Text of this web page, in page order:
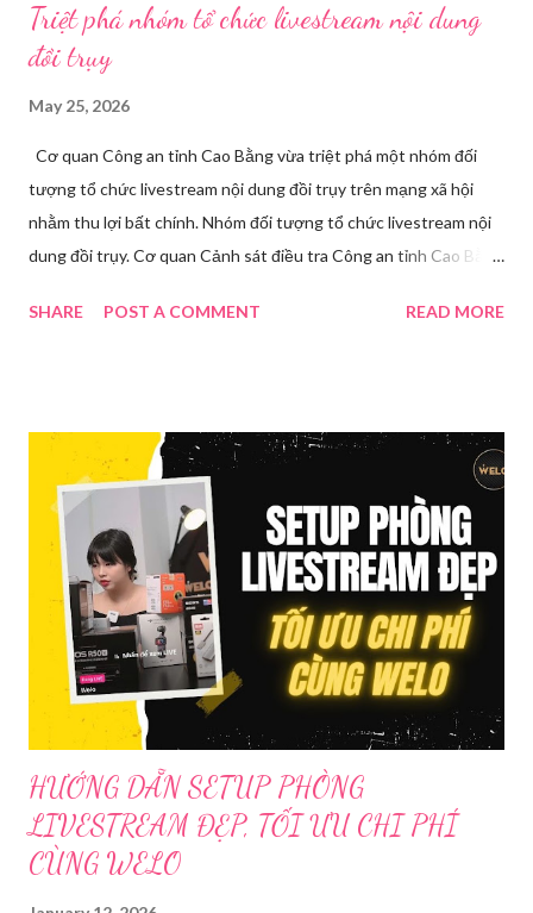
Triệt phá nhóm tổ chức livestream nội dung
đồi trụy
May 25, 2026
Cơ quan Công an tỉnh Cao Bằng vừa triệt phá một nhóm đối
tượng tổ chức livestream nội dung đồi trụy trên mạng xã hội
nhằm thu lợi bất chính. Nhóm đối tượng tổ chức livestream nội
dung đồi trụy. Cơ quan Cảnh sát điều tra Công an tỉnh Cao Bằng
tạm giam đối với Triệu Thị Dung về hành vi truyền bá văn hóa
dụng điện thoại xuất hiện các hoạt động phát trực tiếp nội dung
nhạy cảm, có dấu hiệu vi phạm pháp luật. Ngay sau khi tiếp
nhận, đơn vị đã nhanh chóng tổ chức xác minh, thu thập dữ liệu
để làm rõ. Kết quả điều tra ban đầu xác định, Triệu Thị Dung
(sinh năm 1994), trú tại xã Phủ Thông, tỉnh Thái Nguyên, cùng
một số đối tượng khác đã tham gia tổ chức livestream nội dung
đồi trụy nhằm mục đích thu lợi. Các đối tượng liên quan gồm
L.V.D (sinh ...
SHARE POST A COMMENT READ MORE
HƯỚNG DẪN SETUP PHÒNG
LIVESTREAM ĐẸP, TỐI ƯU CHI PHÍ
CÙNG WELO